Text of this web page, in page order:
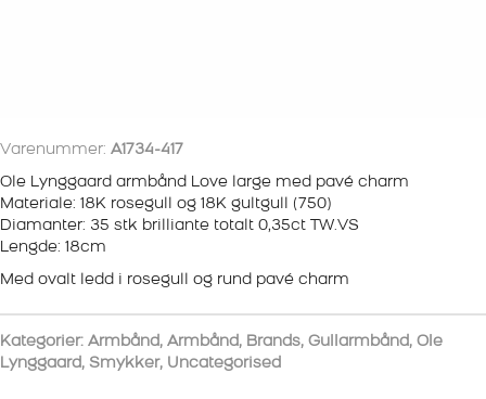
Varenummer: A1734-417
Ole Lynggaard armbånd Love large med pavé charm
Materiale: 18K rosegull og 18K gultgull (750)
Diamanter: 35 stk brilliante totalt 0,35ct TW.VS
Lengde: 18cm
Med ovalt ledd i rosegull og rund pavé charm
Kategorier: Armbånd, Armbånd, Brands, Gullarmbånd, Ole
Lynggaard, Smykker, Uncategorised